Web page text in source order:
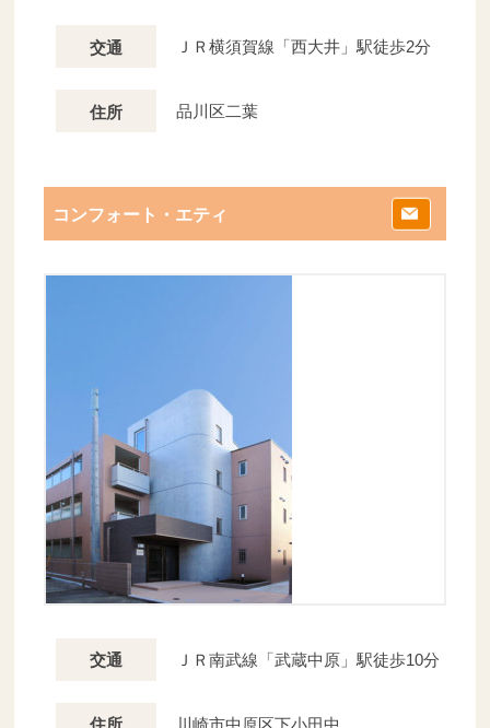
交通 ＪＲ横須賀線「西大井」駅徒歩2分
住所 品川区二葉
コンフォート・エティ
交通 ＪＲ南武線「武蔵中原」駅徒歩10分
住所 川崎市中原区下小田中